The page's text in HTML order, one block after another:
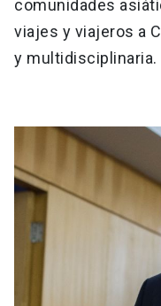
comunidades
viajes y viajeros a
y multidisciplinaria.